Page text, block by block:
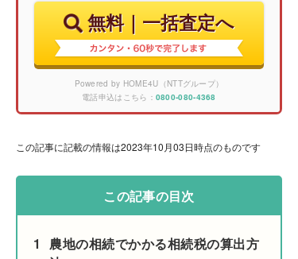
無料｜一括査定へ
Powered by HOME4U（NTTグループ）
電話申込はこちら： 0800-080-4368
この記事に記載の情報は2023年10月03日時点のものです
この記事の目次
1
農地の相続でかかる相続税の算出方